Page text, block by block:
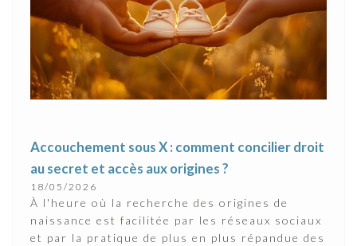
Accouchement sous X : comment concilier droit
au secret et accès aux origines ?
18/05/2026
À l'heure où la recherche des origines de
naissance est facilitée par les réseaux sociaux
et par la pratique de plus en plus répandue des